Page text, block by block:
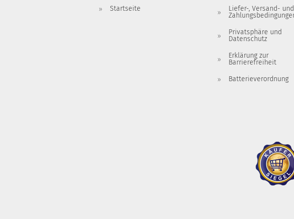
Startseite
Liefer-, Versand- und
Privatsphäre und
Datenschutz
Erklärung zur
Barrierefreiheit
Batterieverordnung